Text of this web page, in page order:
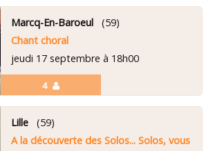
4
Marcq-En-Baroeul(59)
Chant choral
jeudi 17 septembre à 18h00
Lille(59)
A la découverte des Solos... Solos, vous